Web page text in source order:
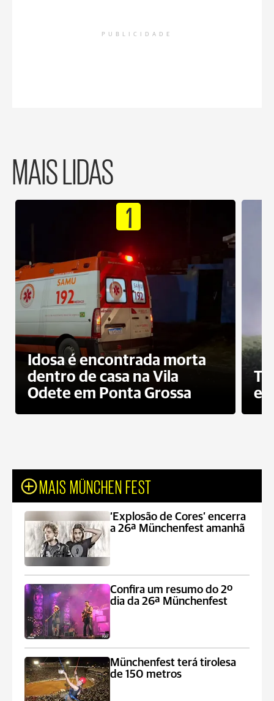
PUBLICIDADE
MAIS LIDAS
1
Idosa é encontrada morta
dentro de casa na Vila
Odete em Ponta Grossa
e
MAIS MÜNCHEN FEST
‘Explosão de Cores’ encerra
a 26ª Münchenfest amanhã
Confira um resumo do 2º
dia da 26ª Münchenfest
Münchenfest terá tirolesa
de 150 metros